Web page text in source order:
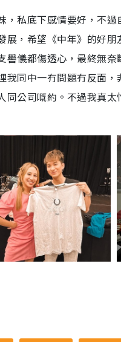
私底下感情要好，不
，希望《中年》的好
儀都傷透心，最終無
同中一冇問題冇反面
公司嘅約。不過我真太